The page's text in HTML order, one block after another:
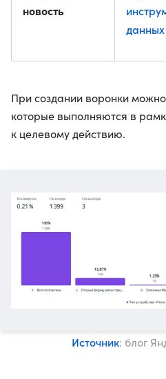
новость
При создании воронки можно
которые выполняются в
к целевому действию.
Источник: блог